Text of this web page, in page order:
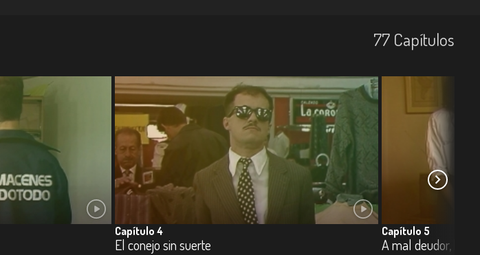
77 Capí­tulos
Capítulo 4
El conejo sin suerte
Capítulo 5
A mal deudor,